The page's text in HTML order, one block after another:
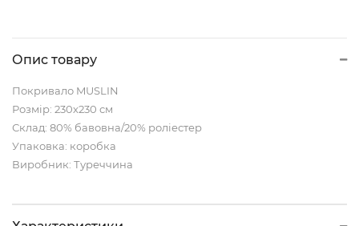
Опис товару
Покривало MUSLIN
Розмір: 230х230 см
Склад: 80% бавовна/20% роліестер
Упаковка: коробка
Виробник: Туреччина